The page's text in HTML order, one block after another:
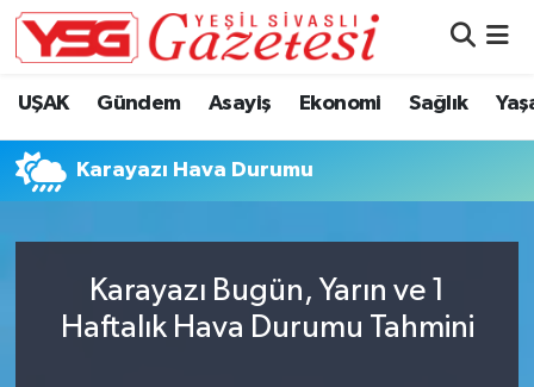
UŞAK Gündem Asayiş Ekonomi Sağlık
Karayazı Hava Durumu
Karayazı Bugün, Yarın ve 1
Haftalık Hava Durumu Tahmini
Süper Lig Puan Durumu ve Fikstür